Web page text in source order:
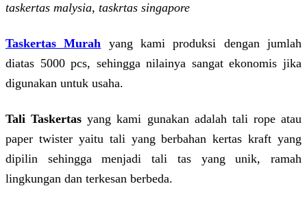
taskertas malysia, taskrtas singapore
Taskertas Murah yang kami produksi dengan jumlah
diatas 5000 pcs, sehingga nilainya sangat ekonomis jika
digunakan untuk usaha.
Tali Taskertas yang kami gunakan adalah tali rope atau
paper twister yaitu tali yang berbahan kertas kraft yang
dipilin sehingga menjadi tali tas yang unik, ramah
lingkungan dan terkesan berbeda.